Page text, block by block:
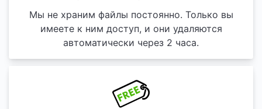
Мы не храним файлы постоянно. Только вы
имеете к ним доступ, и они удаляются
автоматически через 2 часа.